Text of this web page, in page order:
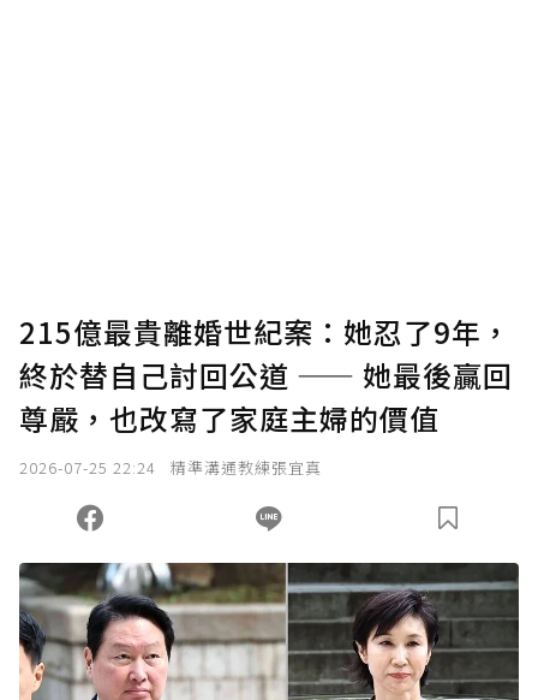
215億最貴離婚世紀案：她忍了9年，
終於替自己討回公道 —— 她最後贏回
尊嚴，也改寫了家庭主婦的價值
2026-07-25 22:24 精準溝通教練張宜真